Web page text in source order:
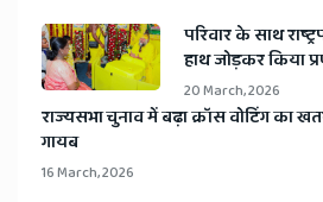
​परिवार के साथ
हाथ जोड़कर किया
20 March, 2026
​राज्यसभा चुनाव में बढ़ा क्रॉस वोटिंग का
गायब
16 March, 2026